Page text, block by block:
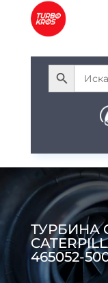
ТУРБИНА
465052-